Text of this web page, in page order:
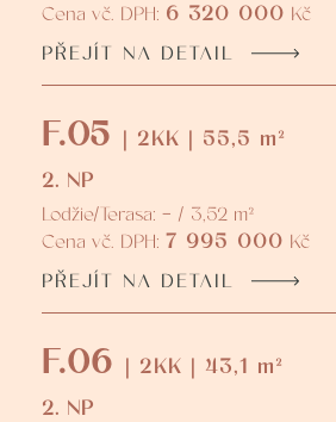
Cena vč. DPH: 6 320 000 Kč
PŘEJÍT NA DETAIL
F.05 | 2KK | 55,5 m²
2. NP
Lodžie/Terasa: - / 3,52 m²
Cena vč. DPH: 7 995 000 Kč
PŘEJÍT NA DETAIL
F.06 | 2KK | 43,1 m²
2. NP